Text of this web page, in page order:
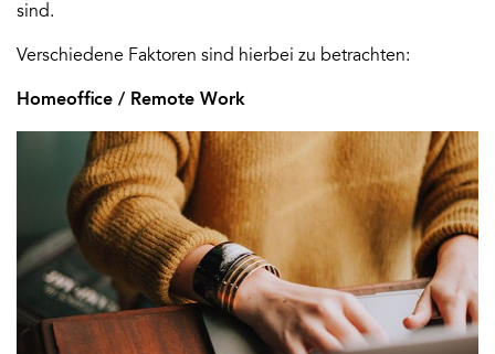
sind.
Verschiedene Faktoren sind hierbei zu betrachten:
Homeoffice / Remote Work